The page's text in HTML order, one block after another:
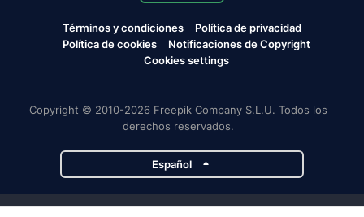
Términos y condiciones
Política de privacidad
Política de cookies
Notificaciones de Copyright
Cookies settings
Copyright © 2010-2026 Freepik Company S.L.U. Todos los
derechos reservados.
Español